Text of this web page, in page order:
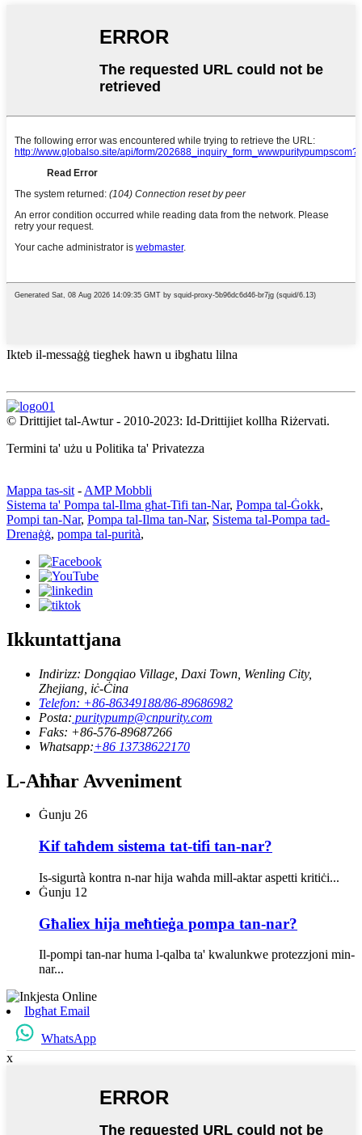
Ikteb il-messaġġ tiegħek hawn u ibgħatu lilna
© Drittijiet tal-Awtur - 2010-2023: Id-Drittijiet kollha Riżervati.
Termini ta' użu u Politika ta' Privatezza
Mappa tas-sit - AMP Mobbli
Sistema ta' Pompa tal-Ilma għat-Tifi tan-Nar, Pompa tal-Ġokk,
Pompi tan-Nar, Pompa tal-Ilma tan-Nar, Sistema tal-Pompa tad-
Drenaġġ, pompa tal-purità,
Ikkuntattjana
Indirizz: Dongqiao Village, Daxi Town, Wenling City,
Zhejiang, iċ-Ċina
Telefon: +86-86349188/86-89686982
Posta: puritypump@cnpurity.com
Faks: +86-576-89687266
Whatsapp:+86 13738622170
L-Aħħar Avveniment
Ġunju 26
Kif taħdem sistema tat-tifi tan-nar?
Is-sigurtà kontra n-nar hija waħda mill-aktar aspetti kritiċi...
Ġunju 12
Għaliex hija meħtieġa pompa tan-nar?
Il-pompi tan-nar huma l-qalba ta' kwalunkwe protezzjoni min-
nar...
Ibgħat Email
WhatsApp
x